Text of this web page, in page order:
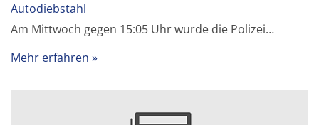
Autodiebstahl
Am Mittwoch gegen 15:05 Uhr wurde die Polizei…
Mehr erfahren